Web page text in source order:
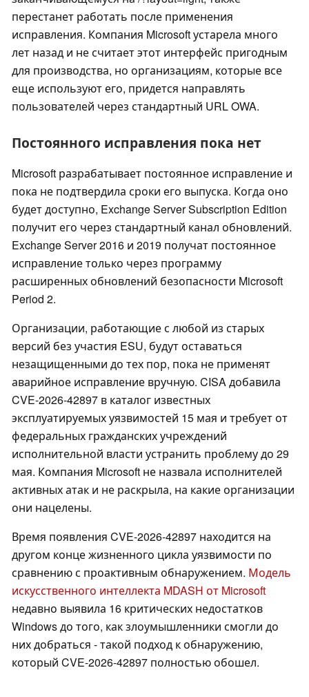
перестанет работать после применения
исправления. Компания Microsoft устарела много
лет назад и не считает этот интерфейс пригодным
для производства, но организациям, которые все
еще используют его, придется направлять
пользователей через стандартный URL OWA.
Постоянного исправления пока нет
Microsoft разрабатывает постоянное исправление и
пока не подтвердила сроки его выпуска. Когда оно
будет доступно, Exchange Server Subscription Edition
получит его через стандартный канал обновлений.
Exchange Server 2016 и 2019 получат постоянное
исправление только через программу
расширенных обновлений безопасности Microsoft
Period 2.
Организации, работающие с любой из старых
версий без участия ESU, будут оставаться
незащищенными до тех пор, пока не применят
аварийное исправление вручную. CISA добавила
CVE-2026-42897 в каталог известных
эксплуатируемых уязвимостей 15 мая и требует от
федеральных гражданских учреждений
исполнительной власти устранить проблему до 29
мая. Компания Microsoft не назвала исполнителей
активных атак и не раскрыла, на какие организации
они нацелены.
Время появления CVE-2026-42897 находится на
другом конце жизненного цикла уязвимости по
сравнению с проактивным обнаружением. Модель
искусственного интеллекта MDASH от Microsoft
недавно выявила 16 критических недостатков
Windows до того, как злоумышленники смогли до
них добраться - такой подход к обнаружению,
который CVE-2026-42897 полностью обошел.